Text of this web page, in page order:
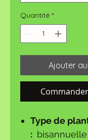
Quantité *
Ajouter
Type de
: bisannuelle